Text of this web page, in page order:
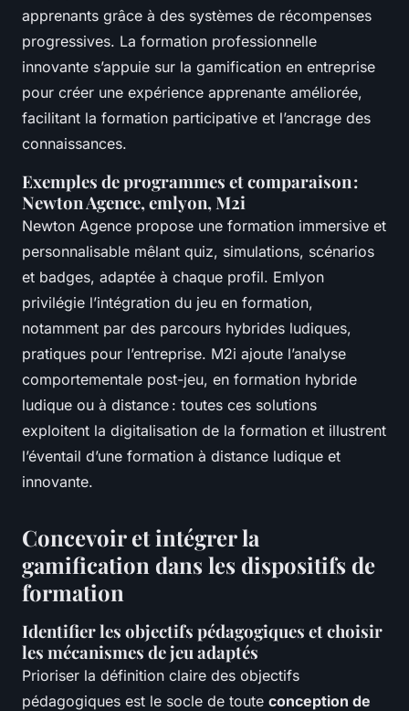
apprenants grâce à des systèmes de récompenses
progressives. La formation professionnelle
innovante s’appuie sur la gamification en entreprise
pour créer une expérience apprenante améliorée,
facilitant la formation participative et l’ancrage des
connaissances.
Exemples de programmes et comparaison :
Newton Agence, emlyon, M2i
Newton Agence propose une formation immersive et
personnalisable mêlant quiz, simulations, scénarios
et badges, adaptée à chaque profil. Emlyon
privilégie l’intégration du jeu en formation,
notamment par des parcours hybrides ludiques,
pratiques pour l’entreprise. M2i ajoute l’analyse
comportementale post-jeu, en formation hybride
ludique ou à distance : toutes ces solutions
exploitent la digitalisation de la formation et illustrent
l’éventail d’une formation à distance ludique et
innovante.
Concevoir et intégrer la
gamification dans les dispositifs de
formation
Identifier les objectifs pédagogiques et choisir
les mécanismes de jeu adaptés
Prioriser la définition claire des objectifs
pédagogiques est le socle de toute conception de